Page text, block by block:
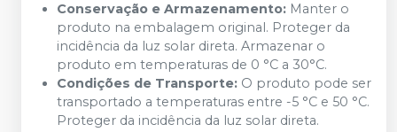
Conservação e Armazenamento: Manter o
produto na embalagem original. Proteger da
incidência da luz solar direta. Armazenar o
produto em temperaturas de 0 °C a 30°C.
Condições de Transporte: O produto pode ser
transportado a temperaturas entre -5 °C e 50 °C.
Proteger da incidência da luz solar direta.